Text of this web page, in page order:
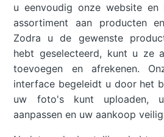
u eenvoudig onze website
assortiment aan producten
Zodra u de gewenste
hebt geselecteerd, kunt u ze
toevoegen en afrekenen.
interface begeleidt u door het
uw foto's kunt uploaden,
aanpassen en uw aankoop